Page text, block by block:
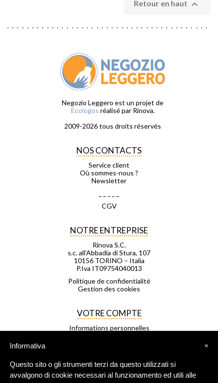
Retour en haut 
Negozio Leggero est un projet de
Ecologos réalisé par Rinova.
2009-2026 tous droits réservés
NOS CONTACTS
Service client
Où sommes-nous ?
Newsletter
CGV
NOTRE ENTREPRISE
Rinova S.C.
s.c. all’Abbadia di Stura, 107
10156 TORINO – Italia
P.Iva IT09754040013
Politique de confidentialité
Gestion des cookies
VOTRE COMPTE
Informations personnelles
Mes listes d'envies
Mes alertes
×
Informativa
Questo sito o gli strumenti terzi da questo utilizzati si
avvalgono di cookie necessari al funzionamento ed utili alle